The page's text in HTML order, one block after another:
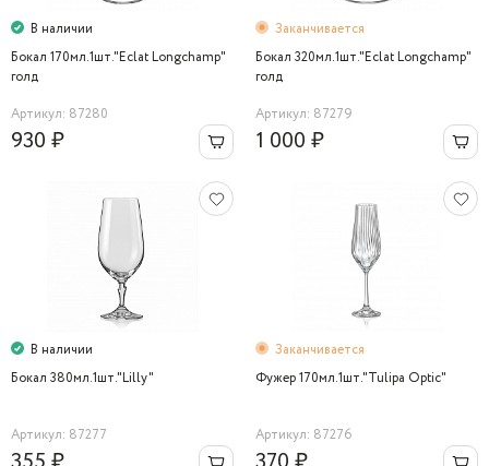
В наличии
Бокал 170мл.1шт."Eclat Longchamp"
голд
Артикул: 87280
930 ₽
Заканчивается
Бокал 320мл.1шт."Eclat Longchamp"
голд
Артикул: 87279
1 000 ₽
В наличии
Бокал 380мл.1шт."Lilly"
Артикул: 87277
Заканчивается
Фужер 170мл.1шт."Tulipa Optic"
Артикул: 87276